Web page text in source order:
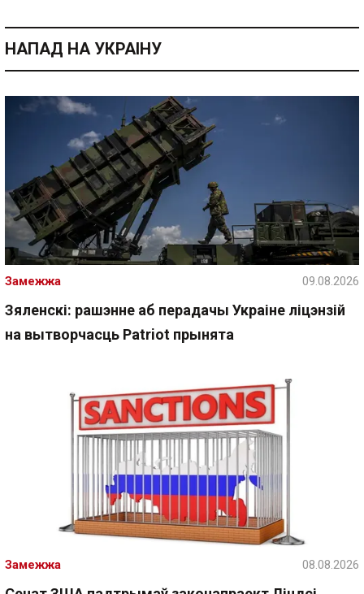
НАПАД НА УКРАІНУ
Зяленскі: рашэнне аб перадачы Украіне ліцэнзій
на вытворчасць Patriot прынята
Замежжа 09.08.2026
Замежжа 08.08.2026